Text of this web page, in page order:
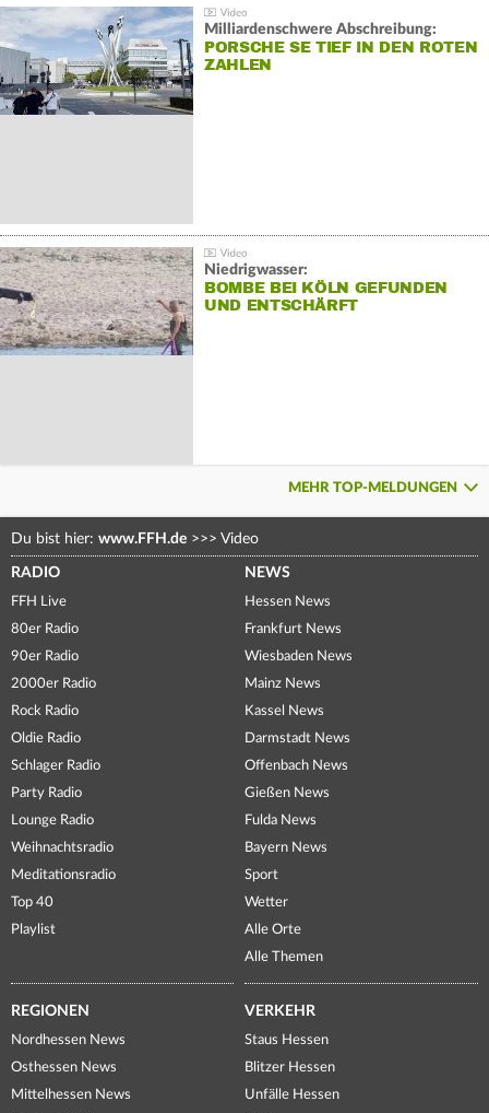
Milliardenschwere Abschreibung:
PORSCHE SE TIEF IN DEN ROTEN
ZAHLEN
Niedrigwasser:
BOMBE BEI KÖLN GEFUNDEN
UND ENTSCHÄRFT
MEHR TOP-MELDUNGEN
Du bist hier: www.FFH.de >>> Video
RADIO
FFH Live
80er Radio
90er Radio
2000er Radio
Rock Radio
Oldie Radio
Schlager Radio
Party Radio
Lounge Radio
Weihnachtsradio
Meditationsradio
Top 40
Playlist
NEWS
Hessen News
Frankfurt News
Wiesbaden News
Mainz News
Kassel News
Darmstadt News
Offenbach News
Gießen News
Fulda News
Bayern News
Sport
Wetter
Alle Orte
Alle Themen
REGIONEN
Nordhessen News
Osthessen News
Mittelhessen News
VERKEHR
Staus Hessen
Blitzer Hessen
Unfälle Hessen